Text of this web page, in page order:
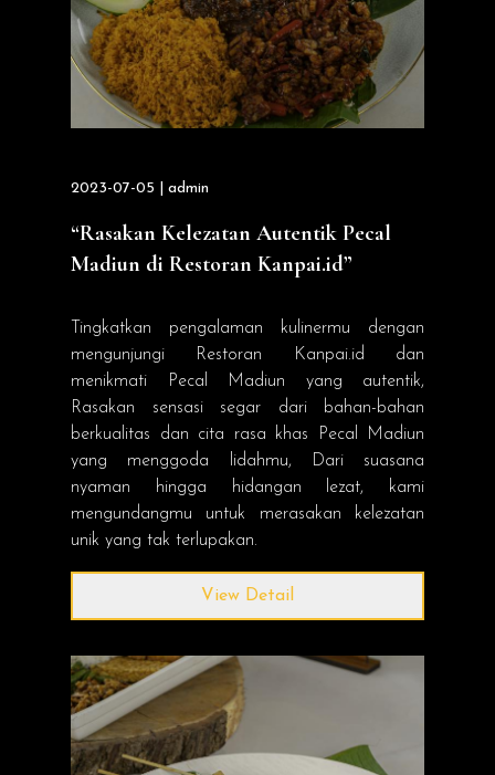
2023-07-05 | admin
“Rasakan Kelezatan Autentik Pecal
Madiun di Restoran Kanpai.id”
Tingkatkan pengalaman kulinermu dengan
mengunjungi Restoran Kanpai.id dan
menikmati Pecal Madiun yang autentik,
Rasakan sensasi segar dari bahan-bahan
berkualitas dan cita rasa khas Pecal Madiun
yang menggoda lidahmu, Dari suasana
nyaman hingga hidangan lezat, kami
mengundangmu untuk merasakan kelezatan
unik yang tak terlupakan.
View Detail